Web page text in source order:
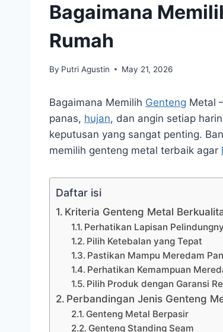
Bagaimana
Rumah
By Putri Agustin May 21, 2026
Bagaimana Memilih Genteng Metal
panas, hujan, dan angin setiap
keputusan yang sangat penting.
memilih genteng metal terbaik agar
Daftar isi
Kriteria Genteng Metal
Perhatikan Lapisan
Pilih Ketebalan yang Tepat
Pastikan Mampu Meredam
Perhatikan Kemampuan
Pilih Produk dengan Garansi
Perbandingan Jenis Genteng
Genteng Metal Berpasir
Genteng Standing Seam